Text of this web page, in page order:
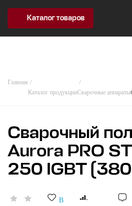
Каталог товаров
Главная
Каталог продукцииСварочные аппараты
Сварочный
Aurora PRO
250 IGBT
В